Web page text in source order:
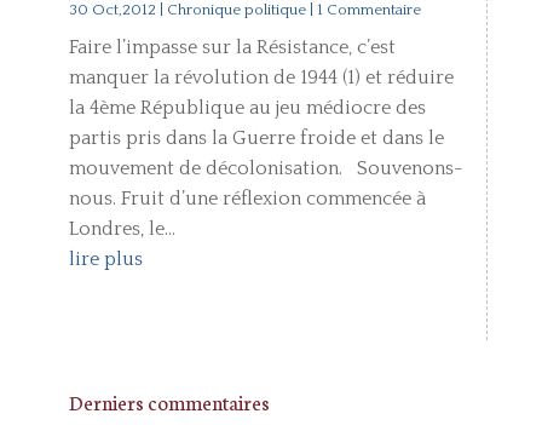
30 Oct,2012 Chronique politique| 1 Commentaire
Faire l’impasse sur la Résistance, c’est
manquer la révolution de 1944 (1) et réduire
la 4ème République au jeu médiocre des
partis pris dans la Guerre froide et dans le
mouvement de décolonisation. Souvenons-
nous. Fruit d’une réflexion commencée à
Londres, le...
lire plus
Derniers commentaires